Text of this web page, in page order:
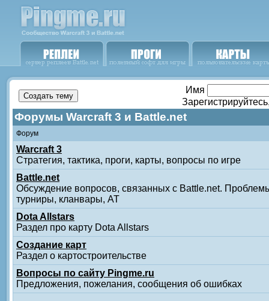
Имя
Форумы Warcraft 3 и Battle.net
Форум
Warcraft 3
Стратегия, тактика, проги, карты, вопросы по игре
Battle.net
Обсуждение вопросов, связанных с Battle.net.
турниры, кланвары, АТ
Dota Allstars
Раздел про карту Dota Allstars
Создание карт
Раздел о картостроительстве
Вопросы по сайту Pingme.ru
Предложения, пожелания, сообщения об ошибках